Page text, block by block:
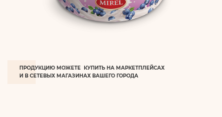
ПРОДУКЦИЮ МОЖЕТЕ КУПИТЬ НА МАРКЕТПЛЕЙСАХ
И В СЕТЕВЫХ МАГАЗИНАХ ВАШЕГО ГОРОДА